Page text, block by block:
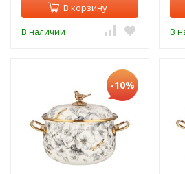
В корзину
В наличии В
-10%